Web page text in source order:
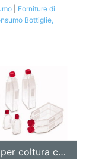
Forniture di
Bottiglie,
Flaconi per coltura cellulare